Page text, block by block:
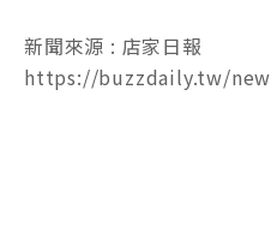
新聞來源 : 店家日報
https://buzzdaily.tw/